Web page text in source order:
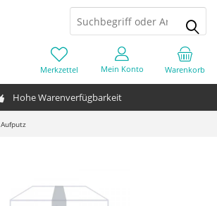
Hohe Warenverfügbarkeit
Warenkorb
Merkzettel Mein Konto
Aufputz